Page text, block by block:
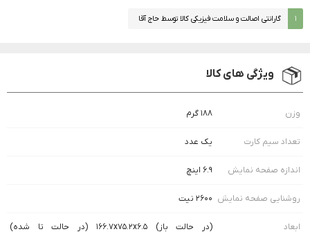
۱ گارانتی اصالت و سلامت فیزیکی کالا توسط حاج آقا
ویژگی های کالا
وزن ۱۸۸ گرم
تعداد سیم کارت یک عدد
اندازه صفحه نمایش ۶.۹ اینچ
روشنایی صفحه نمایش ۲۶۰۰ نیت
ابعاد
(در حالت باز) ۱۶۶.۷x۷۵.۲x۶.۵ (در حالت تا شده)